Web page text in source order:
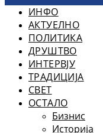
ИНФО
АКТУЕЛНО
ПОЛИТИКА
ДРУШТВО
ИНТЕРВЈУ
ТРАДИЦИЈА
СВЕТ
ОСТАЛО
Бизнис
Историја